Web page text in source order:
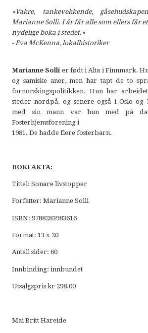
«Vakre, tankevekkende,
Marianne Solli. I år får alle som ellers får
nydelige boka i stedet.»
- Eva McKenna, lokalhistoriker
Marianne Solli er født i Alta i Finnmark.
og samiske aner, men har tapt de to
fornorskingspolitikken. Hun har
steder nordpå, og senere også i Oslo og
med sin mann var hun med på
Fosterhjemsforening i
1981. De hadde flere fosterbarn.
BOKFAKTA:
Tittel: Sonare livstopper
Forfatter: Marianne Solli
ISBN: 9788283983616
Format: 13 x 20
Antall sider: 60
Innbinding: innbundet
Utsalgspris kr 298.00
Mai Britt Hareide